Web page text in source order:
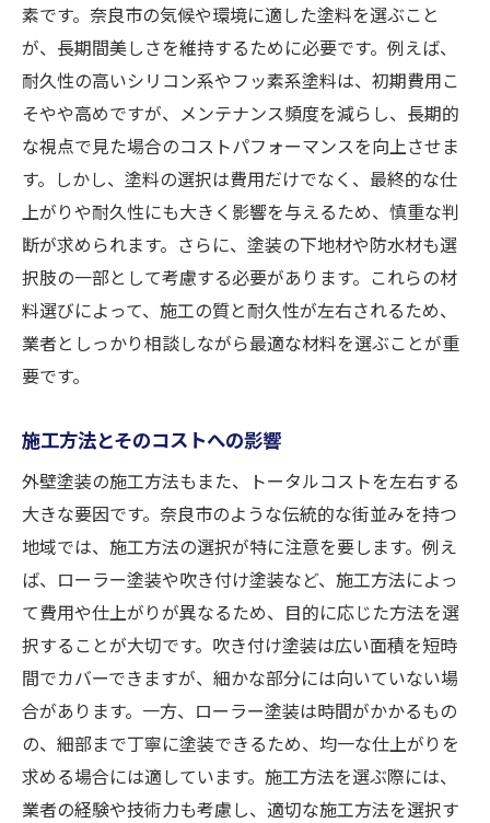
素です。奈良市の気候や環境に適した塗料を選ぶこと
が、長期間美しさを維持するために必要です。例えば、
耐久性の高いシリコン系やフッ素系塗料は、初期費用こ
そやや高めですが、メンテナンス頻度を減らし、長期的
な視点で見た場合のコストパフォーマンスを向上させま
す。しかし、塗料の選択は費用だけでなく、最終的な仕
上がりや耐久性にも大きく影響を与えるため、慎重な判
断が求められます。さらに、塗装の下地材や防水材も選
択肢の一部として考慮する必要があります。これらの材
料選びによって、施工の質と耐久性が左右されるため、
業者としっかり相談しながら最適な材料を選ぶことが重
要です。
施工方法とそのコストへの影響
外壁塗装の施工方法もまた、トータルコストを左右する
大きな要因です。奈良市のような伝統的な街並みを持つ
地域では、施工方法の選択が特に注意を要します。例え
ば、ローラー塗装や吹き付け塗装など、施工方法によっ
て費用や仕上がりが異なるため、目的に応じた方法を選
択することが大切です。吹き付け塗装は広い面積を短時
間でカバーできますが、細かな部分には向いていない場
合があります。一方、ローラー塗装は時間がかかるもの
の、細部まで丁寧に塗装できるため、均一な仕上がりを
求める場合には適しています。施工方法を選ぶ際には、
業者の経験や技術力も考慮し、適切な施工方法を選択す